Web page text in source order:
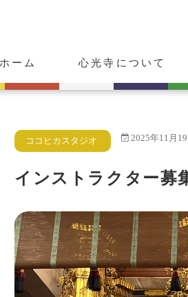
ホーム 心光寺について
ご挨拶
心光寺の歴史
ご朱印・お守り
動物供養のご案内
ココヒカスタジオ 2025年11月19
インストラクター募